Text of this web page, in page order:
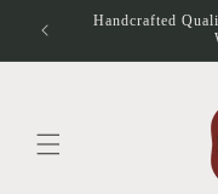
directamenteHandcrafted